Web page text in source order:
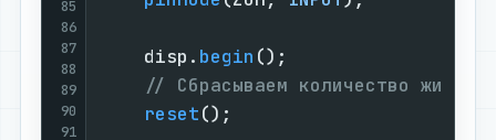
85
86
87
88
89
90
91
    disp.
begin ();
// Сбрасываем количество
reset();